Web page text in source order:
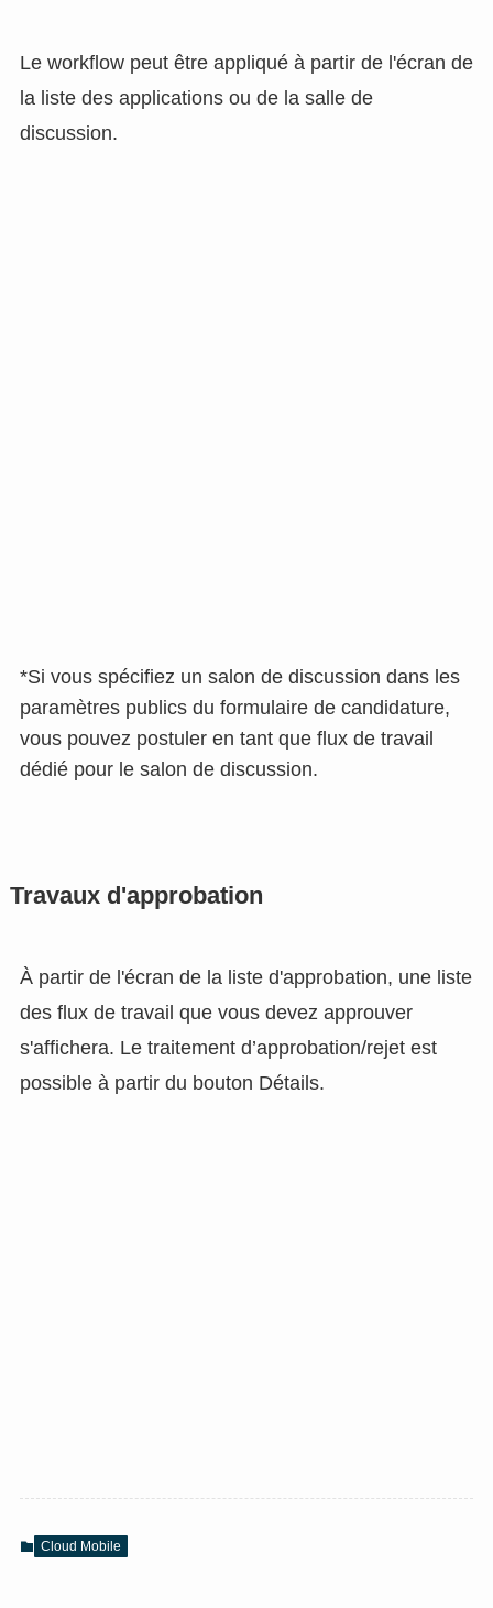
Le workflow peut être appliqué à partir de l'écran de
la liste des applications ou de la salle de
discussion.
*Si vous spécifiez un salon de discussion dans les
paramètres publics du formulaire de candidature,
vous pouvez postuler en tant que flux de travail
dédié pour le salon de discussion.
Travaux d'approbation
À partir de l'écran de la liste d'approbation, une liste
des flux de travail que vous devez approuver
s'affichera. Le traitement d’approbation/rejet est
possible à partir du bouton Détails.
Cloud Mobile